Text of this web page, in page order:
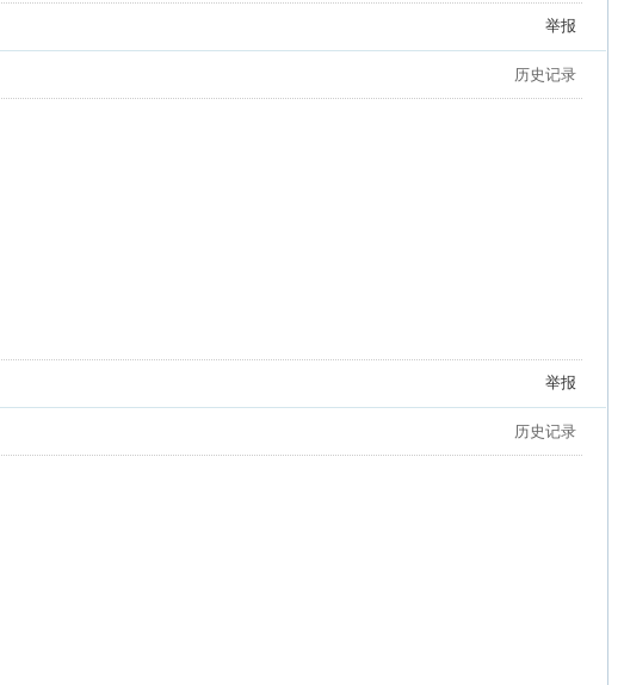
举报
历史记录
举报
历史记录